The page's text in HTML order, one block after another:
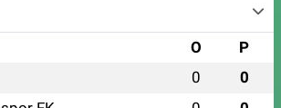
O P
0 0